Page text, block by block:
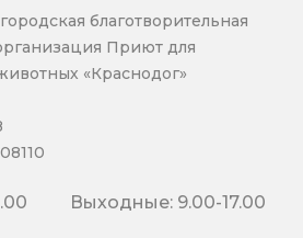
благотворительная
Приют для
«Краснодог»
Выходные: 9.00-17.00